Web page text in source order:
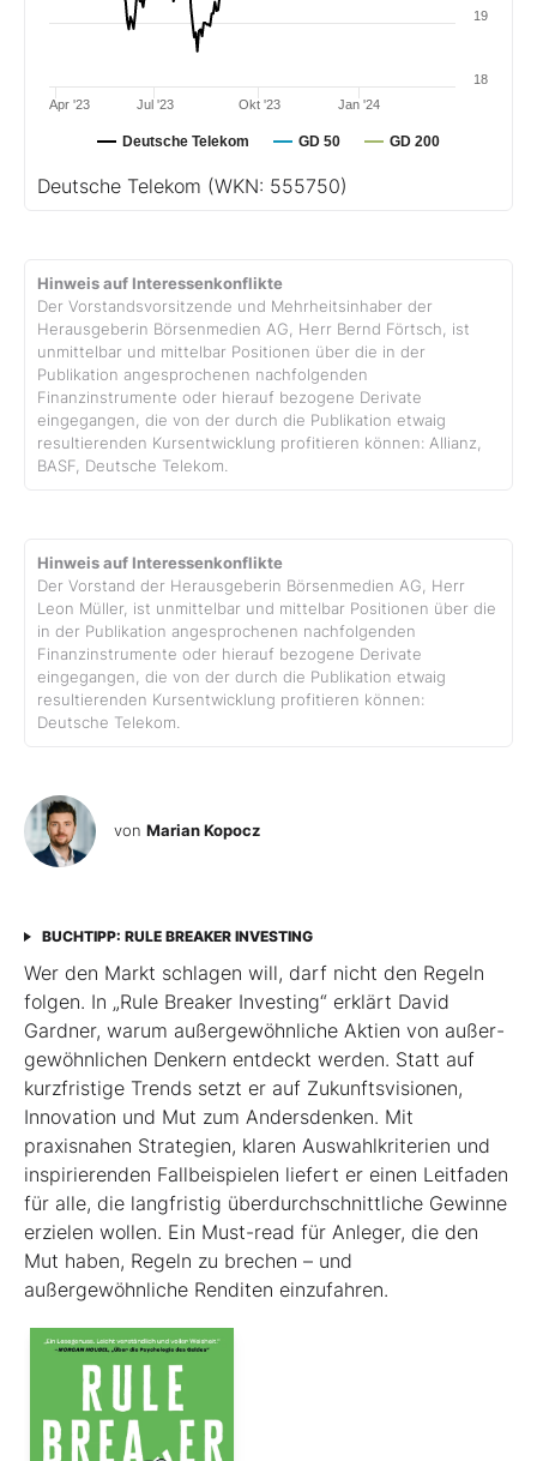
Deutsche Telekom GD 50 GD 200
Jul '23 Jan '24
Apr '23 Okt '23
18
19
Deutsche Telekom (WKN: 555750)
Hinweis auf Interessenkonflikte
Der Vorstandsvorsitzende und Mehrheitsinhaber der
Herausgeberin Börsenmedien AG, Herr Bernd Förtsch, ist
unmittelbar und mittelbar Positionen über die in der
Publikation angesprochenen nachfolgenden
Finanzinstrumente oder hierauf bezogene Derivate
eingegangen, die von der durch die Publikation etwaig
resultierenden Kursentwicklung profitieren können: Allianz,
BASF, Deutsche Telekom.
Hinweis auf Interessenkonflikte
Der Vorstand der Herausgeberin Börsenmedien AG, Herr
Leon Müller, ist unmittelbar und mittelbar Positionen über die
in der Publikation angesprochenen nachfolgenden
Finanzinstrumente oder hierauf bezogene Derivate
eingegangen, die von der durch die Publikation etwaig
resultierenden Kursentwicklung profitieren können:
Deutsche Telekom.
von Marian Kopocz
BUCHTIPP: RULE BREAKER INVESTING
Wer den Markt schlagen will, darf nicht den Regeln
folgen. In „Rule Breaker Investing“ erklärt David
Gardner, warum außergewöhnliche Aktien von außer­
gewöhnlichen Denkern entdeckt werden. Statt auf
kurzfristige Trends setzt er auf Zukunftsvisionen,
Innovation und Mut zum Andersdenken. Mit
praxisnahen Strategien, klaren Auswahlkriterien und
inspirierenden Fallbeispielen liefert er einen Leit­faden
für alle, die langfristig überdurchschnittliche Gewinne
erzielen wollen. Ein Must-read für Anleger, die den
Mut haben, Regeln zu brechen – und
außergewöhnliche Renditen einzufahren.